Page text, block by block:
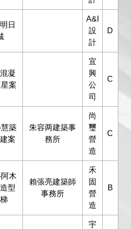
日
A&I
設
計
D
凝
案
宜
興
公
司
C
築
案
朱容两建築事
務所
尚
璽
營
造
C
木
型
賴張亮建築師
事務所
禾
固
營
造
B
宇